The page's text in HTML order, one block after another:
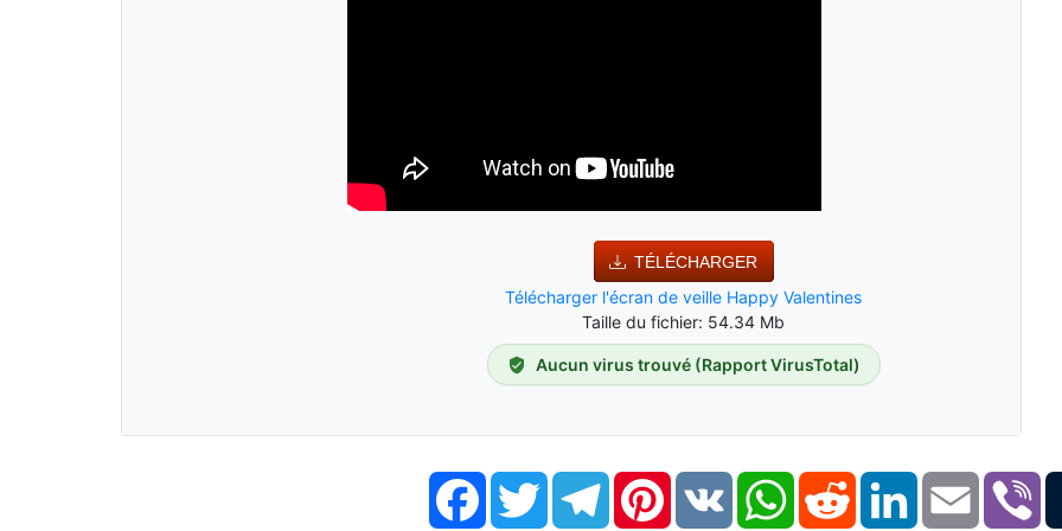
TÉLÉCHARGER
Télécharger l'écran de veille Happy Valentines
Taille du fichier: 54.34 Mb
Aucun virus trouvé (Rapport VirusTotal)
FacebookTwitter TelegramPinterestVK WhatsAppReddit LinkedIn Email